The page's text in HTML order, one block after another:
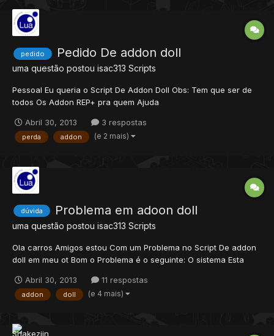
pedido Pedido De addon doll
uma questão postou isac313 Scripts
Pessoal Eu queria o Script De Addon Doll Obs: Tem que ser de
todos Os Addon REP+ pra quem Ajuda
Abril 30, 2013 3 respostas
perda addon (e 2 mais)
dúvida Problema em adoon doll
uma questão postou isac313 Scripts
Ola carros Amigos estou Com um Problema no Script De addon
doll em meu ot Bom o Problema é o seguinte: O sistema Esta
como Fazer yalaharin Warmaster WAYFARER So esse addon nao
nao da certo nao sei porque o Script e esse...
Abril 30, 2013 11 respostas
addon doll (e 4 mais)